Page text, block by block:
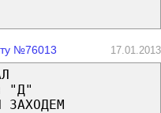
№76013 17.01.2013
"Д"
ЗАХОДЕМ